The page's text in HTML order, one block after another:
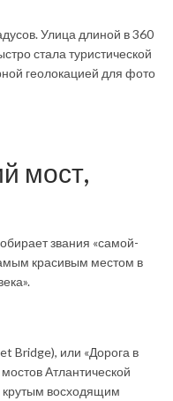
Улица длиной в 360
стала туристической
геолокацией для фото
мост,
звания «самой-
красивым местом в
Bridge), или «Дорога в
Атлантической
восходящим